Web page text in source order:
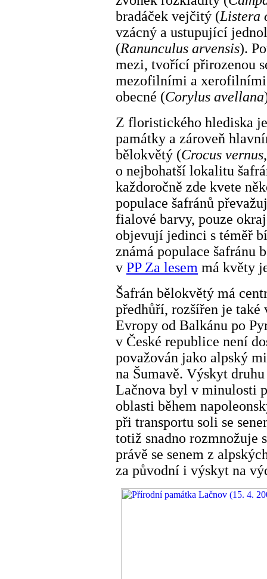
bradáček vejčitý (Listera
vzácný a ustupující
(Ranunculus arvensis).
mezi, tvořící přirozenou
mezofilními a
obecné (Corylus avellana
Z floristického hlediska
památky a zároveň
bělokvětý (Crocus vernus
o nejbohatší lokalitu
každoročně zde kvete
populace šafránů
fialové barvy, pouze
objevují jedinci s téměř
známá populace šafránu
v PP Za lesem má květy
Šafrán bělokvětý má
předhůří, rozšířen je
Evropy od Balkánu po
v České republice není
považován jako alpský
na Šumavě. Výskyt
Lačnova byl v minulosti
oblasti během
při transportu soli se
totiž snadno rozmnožuje
právě se senem z
za původní i výskyt na